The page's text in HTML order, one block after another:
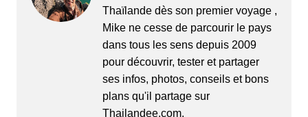
Thaïlande dès son premier voyage ,
Mike ne cesse de parcourir le pays
dans tous les sens depuis 2009
pour découvrir, tester et partager
ses infos, photos, conseils et bons
plans qu'il partage sur
Thailandee.com.